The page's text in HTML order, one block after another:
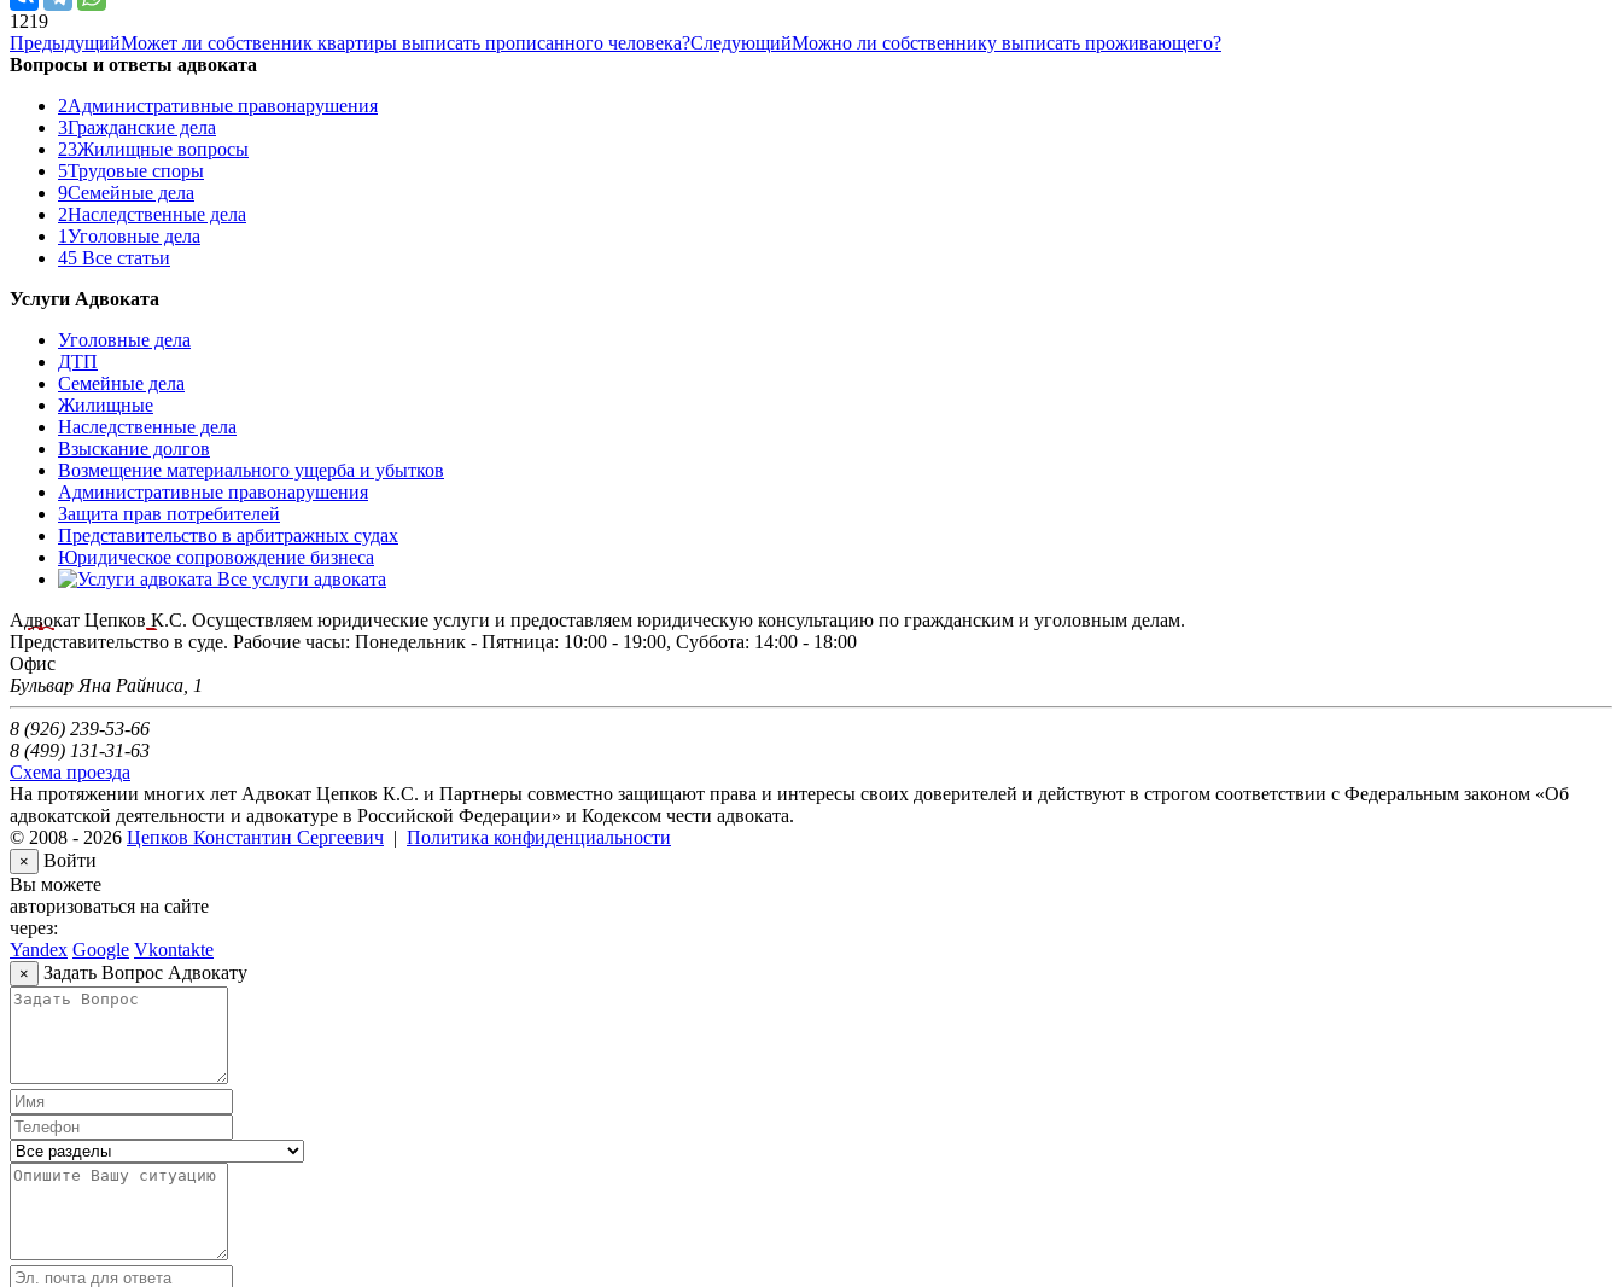
1219
ПредыдущийМожет ли собственник квартиры выписать прописанного человека?СледующийМожно ли собственнику выписать проживающего?
Вопросы и ответы адвоката
2Административные правонарушения
3Гражданские дела
23Жилищные вопросы
5Трудовые споры
9Семейные дела
2Наследственные дела
1Уголовные дела
45 Все статьи
Услуги Адвоката
Уголовные дела
ДТП
Семейные дела
Жилищные
Наследственные дела
Взыскание долгов
Возмещение материального ущерба и убытков
Административные правонарушения
Защита прав потребителей
Представительство в арбитражных судах
Юридическое сопровождение бизнеса
Все услуги адвоката
Адвокат Цепков К.С. Осуществляем юридические услуги и предоставляем юридическую консультацию по гражданским и уголовным делам.
Представительство в суде. Рабочие часы: Понедельник - Пятница: 10:00 - 19:00, Суббота: 14:00 - 18:00
Офис
Бульвар Яна Райниса, 1
8 (926) 239-53-66
8 (499) 131-31-63
Схема проезда
На протяжении многих лет Адвокат Цепков К.С. и Партнеры совместно защищают права и интересы своих доверителей и действуют в строгом соответствии с Федеральным законом «Об
адвокатской деятельности и адвокатуре в Российской Федерации» и Кодексом чести адвоката.
© 2008 - 2026 Цепков Константин Сергеевич | Политика конфиденциальности
×
Войти
Вы можете
авторизоваться на сайте
через:
Yandex Google Vkontakte
× Задать Вопрос Адвокату